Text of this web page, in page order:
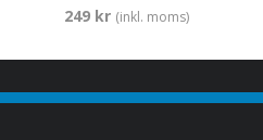
249 kr (inkl. moms)